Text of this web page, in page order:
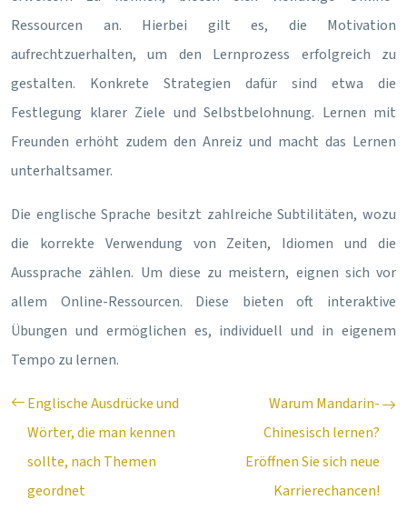
Ressourcen an. Hierbei gilt es, die Motivation
aufrechtzuerhalten, um den Lernprozess erfolgreich zu
gestalten. Konkrete Strategien dafür sind etwa die
Festlegung klarer Ziele und Selbstbelohnung. Lernen mit
Freunden erhöht zudem den Anreiz und macht das Lernen
unterhaltsamer.
Die englische Sprache besitzt zahlreiche Subtilitäten, wozu
die korrekte Verwendung von Zeiten, Idiomen und die
Aussprache zählen. Um diese zu meistern, eignen sich vor
allem Online-Ressourcen. Diese bieten oft interaktive
Übungen und ermöglichen es, individuell und in eigenem
Tempo zu lernen.
Englische Ausdrücke und
Wörter, die man kennen
sollte, nach Themen
geordnet
Warum Mandarin-
Chinesisch lernen?
Eröffnen Sie sich neue
Karrierechancen!